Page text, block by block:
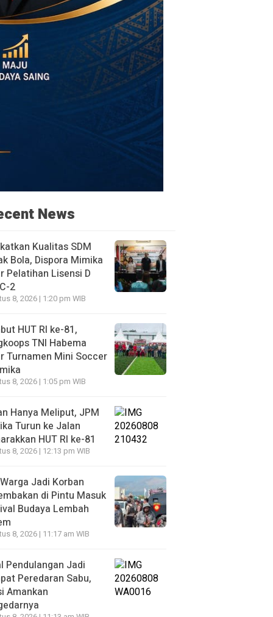
News
Kualitas SDM
Bola, Dispora Mimika
Pelatihan Lisensi D
2
8, 2026 | 1:20 pm WIB
HUT RI ke-81,
TNI Habema
Turnamen Mini Soccer
8, 2026 | 1:05 pm WIB
Hanya Meliput, JPM
Turun ke Jalan
HUT RI ke-81
8, 2026 | 12:13 pm WIB
Jadi Korban
di Pintu Masuk
Budaya Lembah
8, 2026 | 11:17 am WIB
Pendulangan Jadi
Peredaran Sabu,
Amankan